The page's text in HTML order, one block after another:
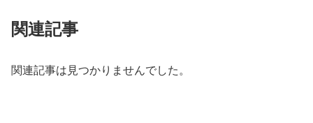
関連記事
関連記事は見つかりませんでした。